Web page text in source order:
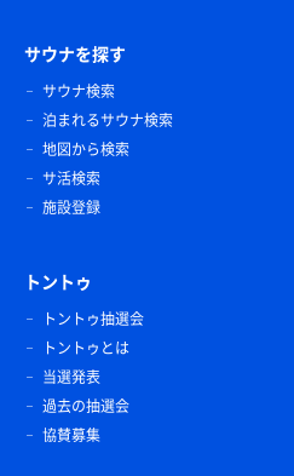
サウナを探す
サウナ検索
泊まれるサウナ検索
地図から検索
サ活検索
施設登録
トントゥ
トントゥ抽選会
トントゥとは
当選発表
過去の抽選会
協賛募集